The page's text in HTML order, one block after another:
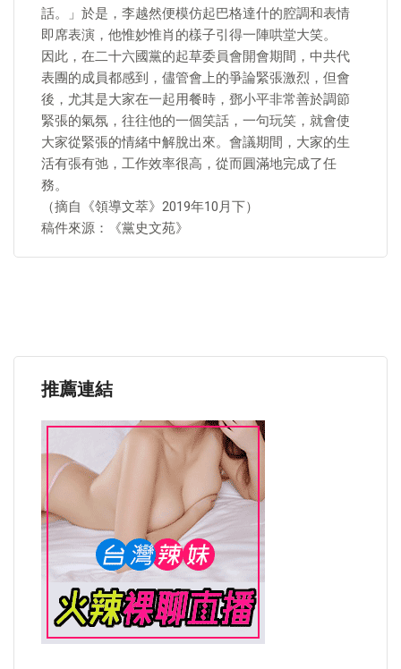
話。」於是，李越然便模仿起巴格達什的腔調和表情
即席表演，他惟妙惟肖的樣子引得一陣哄堂大笑。
因此，在二十六國黨的起草委員會開會期間，中共代
表團的成員都感到，儘管會上的爭論緊張激烈，但會
後，尤其是大家在一起用餐時，鄧小平非常善於調節
緊張的氣氛，往往他的一個笑話，一句玩笑，就會使
大家從緊張的情緒中解脫出來。會議期間，大家的生
活有張有弛，工作效率很高，從而圓滿地完成了任
務。
（摘自《領導文萃》2019年10月下）
稿件來源：《黨史文苑》
推薦連結